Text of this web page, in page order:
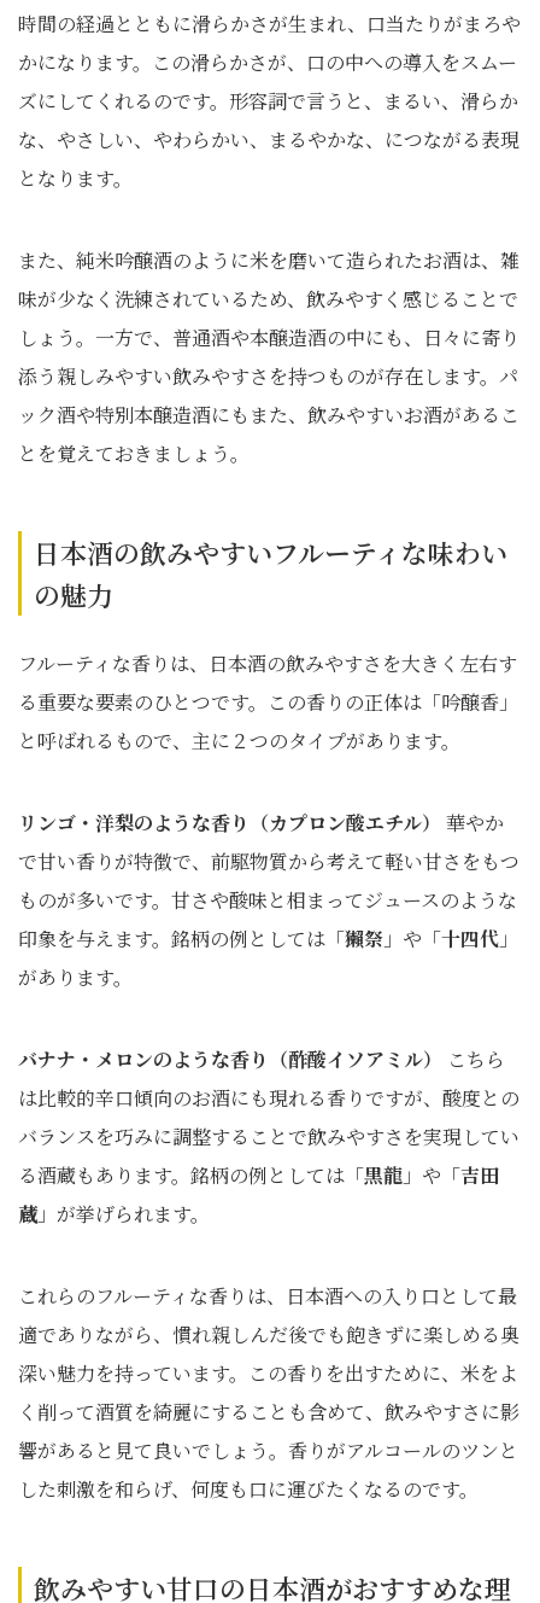
時間の経過とともに滑らかさが生まれ、口当たりがまろや
かになります。この滑らかさが、口の中への導入をスムー
ズにしてくれるのです。形容詞で言うと、まるい、滑らか
な、やさしい、やわらかい、まるやかな、につながる表現
となります。
また、純米吟醸酒のように米を磨いて造られたお酒は、雑
味が少なく洗練されているため、飲みやすく感じることで
しょう。一方で、普通酒や本醸造酒の中にも、日々に寄り
添う親しみやすい飲みやすさを持つものが存在します。パ
ック酒や特別本醸造酒にもまた、飲みやすいお酒があるこ
とを覚えておきましょう。
日本酒の飲みやすいフルーティな味わい
の魅力
フルーティな香りは、日本酒の飲みやすさを大きく左右す
る重要な要素のひとつです。この香りの正体は「吟醸香」
と呼ばれるもので、主に２つのタイプがあります。
リンゴ・洋梨のような香り（カプロン酸エチル）
華やか
で甘い香りが特徴で、前駆物質から考えて軽い甘さをもつ
ものが多いです。甘さや酸味と相まってジュースのような
印象を与えます。銘柄の例としては「獺祭 」や「十四代 」
があります。
バナナ ・ メロンのような香り（酢酸イソアミル）
こちら
は比較的辛口傾向のお酒にも現れる香りですが、酸度との
バランスを巧みに調整することで飲みやすさを実現してい
る酒蔵もあります。銘柄の例としては「黒龍 」や「吉田
蔵」が挙げられます。
これらのフルーティな香りは、日本酒への入り口として最
適でありながら、慣れ親しんだ後でも飽きずに楽しめる奥
深い魅力を持っています。この香りを出すために、米をよ
く削って酒質を綺麗にすることも含めて、飲みやすさに影
響があると見て良いでしょう。香りがアルコールのツンと
した刺激を和らげ、何度も口に運びたくなるのです。
飲みやすい甘口の日本酒がおすすめな理